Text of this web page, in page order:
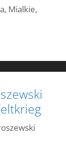
, Mialkie,